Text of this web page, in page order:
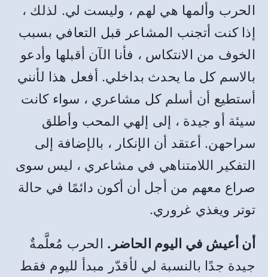
الحرب وألمها هي لهم ، وليست لي. لذلك ،
إذا كنت أتجنب المشاعر قبل التعافي بسبب
الخوف من الانتكاس ، فأنا الآن أقبلها وأدعو
بالاسم كل ما يحدث بداخلي. أفعل هذا لأنني
أستطيع أن أسلم كل مشاعري ، سواء كانت
سيئة أو جيدة ، إلى إلهي المحب وأطلق
سراحهن. أعتقد أن الإنكار ، بالإضافة إلى
التفكير اللامتناهي في مشاعري ، ليس سوى
صراع معهم من أجل أن أكون دائمًا في حالة
توتر ويغذي غروري.
أن أعيش في اليوم الحاضر. الحرب مُعلَّمةٌ
جيدة جدًا بالنسبة لي لأقدّر مبدأ لليوم فقط